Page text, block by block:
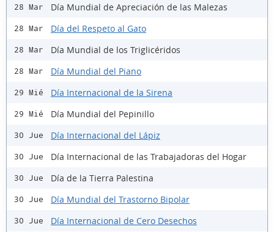
28 Mar Día Mundial de Apreciación de las Malezas
28 Mar Día del Respeto al Gato
28 Mar Día Mundial de los Triglicéridos
28 Mar Día Mundial del Piano
29 Mié Día Internacional de la Sirena
29 Mié Día Mundial del Pepinillo
30 Jue Día Internacional del Lápiz
30 Jue Día Internacional de las Trabajadoras del Hogar
30 Jue Día de la Tierra Palestina
30 Jue Día Mundial del Trastorno Bipolar
30 Jue Día Internacional de Cero Desechos